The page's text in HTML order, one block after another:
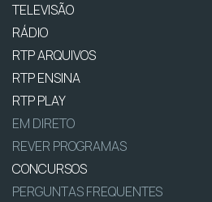
TELEVISÃO
RÁDIO
RTP ARQUIVOS
RTP ENSINA
RTP PLAY
EM DIRETO
REVER PROGRAMAS
CONCURSOS
PERGUNTAS FREQUENTES